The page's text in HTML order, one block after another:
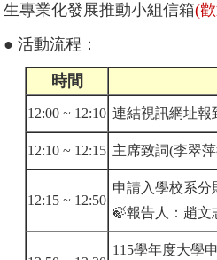
生專業化發展推動小組信箱(
● 活動流程：
時間
12:00 ~ 12:10 連結視訊網址報
12:10 ~ 12:15 主席致詞(李翠
12:15 ~ 12:50
申請入學校系分
🍃報告人：趙文
115學年度大學